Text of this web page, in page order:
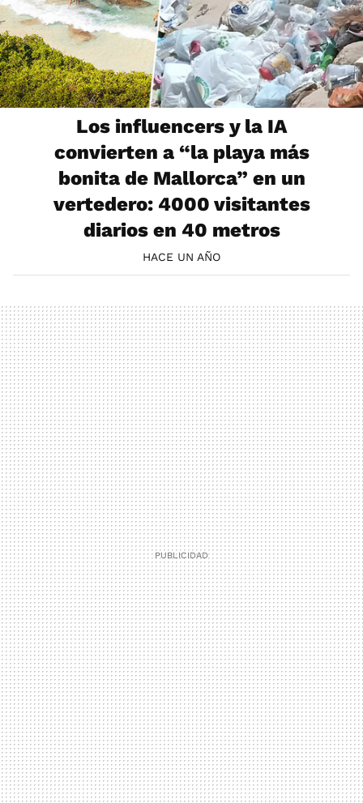
Los influencers y la IA
convierten a “la playa más
bonita de Mallorca” en un
vertedero: 4000 visitantes
diarios en 40 metros
HACE UN AÑO